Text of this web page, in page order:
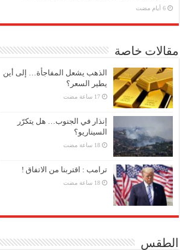
مقالات خاصة
الذهب يشعل المفاجأة… إلى أين
يطير السعر؟
إنذار في الجنوب… هل يتكرّر
السيناريو؟
ترامب : اقتربنا من الاتفاق !
الطقس